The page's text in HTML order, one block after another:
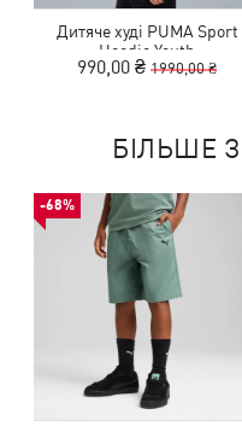
Дитяче худі PUMA Sport
Hoodie Youth
990,00 ₴ 1990,00 ₴
БІЛЬШЕ З
-68%